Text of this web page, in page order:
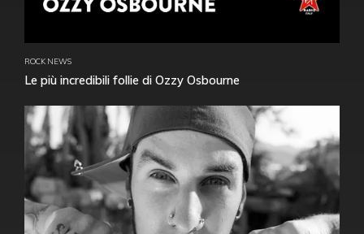
ROCK NEWS
Le più incredibili follie di Ozzy Osbourne